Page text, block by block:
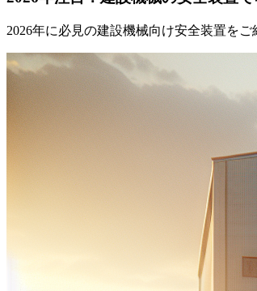
2026年に必見の建設機械向け安全装置を